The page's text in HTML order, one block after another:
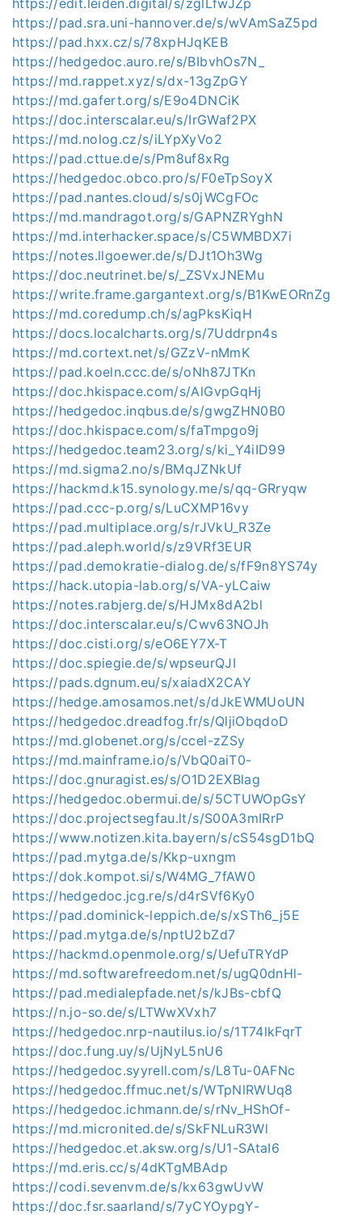
https://pad.sra.uni-hannover.de/s/wVAmSaZ5pd
https://pad.hxx.cz/s/78xpHJqKEB
https://hedgedoc.auro.re/s/BIbvhOs7N_
https://md.rappet.xyz/s/dx-13gZpGY
https://md.gafert.org/s/E9o4DNCiK
https://doc.interscalar.eu/s/IrGWaf2PX
https://md.nolog.cz/s/iLYpXyVo2
https://pad.cttue.de/s/Pm8uf8xRg
https://hedgedoc.obco.pro/s/F0eTpSoyX
https://pad.nantes.cloud/s/s0jWCgFOc
https://md.mandragot.org/s/GAPNZRYghN
https://md.interhacker.space/s/C5WMBDX7i
https://notes.llgoewer.de/s/DJt1Oh3Wg
https://doc.neutrinet.be/s/_ZSVxJNEMu
https://write.frame.gargantext.org/s/B1KwEORnZg
https://md.coredump.ch/s/agPksKiqH
https://docs.localcharts.org/s/7Uddrpn4s
https://md.cortext.net/s/GZzV-nMmK
https://pad.koeln.ccc.de/s/oNh87JTKn
https://doc.hkispace.com/s/AlGvpGqHj
https://hedgedoc.inqbus.de/s/gwgZHN0B0
https://doc.hkispace.com/s/faTmpgo9j
https://hedgedoc.team23.org/s/ki_Y4iID99
https://md.sigma2.no/s/BMqJZNkUf
https://hackmd.k15.synology.me/s/qq-GRryqw
https://pad.ccc-p.org/s/LuCXMP16vy
https://pad.multiplace.org/s/rJVkU_R3Ze
https://pad.aleph.world/s/z9VRf3EUR
https://pad.demokratie-dialog.de/s/fF9n8YS74y
https://hack.utopia-lab.org/s/VA-yLCaiw
https://notes.rabjerg.de/s/HJMx8dA2bl
https://doc.interscalar.eu/s/Cwv63NOJh
https://doc.cisti.org/s/eO6EY7X-T
https://doc.spiegie.de/s/wpseurQJI
https://pads.dgnum.eu/s/xaiadX2CAY
https://hedge.amosamos.net/s/dJkEWMUoUN
https://hedgedoc.dreadfog.fr/s/QljiObqdoD
https://md.globenet.org/s/ccel-zZSy
https://md.mainframe.io/s/VbQ0aiT0-
https://doc.gnuragist.es/s/O1D2EXBlag
https://hedgedoc.obermui.de/s/5CTUWOpGsY
https://doc.projectsegfau.lt/s/S00A3mIRrP
https://www.notizen.kita.bayern/s/cS54sgD1bQ
https://pad.mytga.de/s/Kkp-uxngm
https://dok.kompot.si/s/W4MG_7fAW0
https://hedgedoc.jcg.re/s/d4rSVf6Ky0
https://pad.dominick-leppich.de/s/xSTh6_j5E
https://pad.mytga.de/s/nptU2bZd7
https://hackmd.openmole.org/s/UefuTRYdP
https://md.softwarefreedom.net/s/ugQ0dnHl-
https://pad.medialepfade.net/s/kJBs-cbfQ
https://n.jo-so.de/s/LTWwXVxh7
https://hedgedoc.nrp-nautilus.io/s/1T74lkFqrT
https://doc.fung.uy/s/UjNyL5nU6
https://hedgedoc.syyrell.com/s/L8Tu-0AFNc
https://hedgedoc.ffmuc.net/s/WTpNlRWUq8
https://hedgedoc.ichmann.de/s/rNv_HShOf-
https://md.micronited.de/s/SkFNLuR3Wl
https://hedgedoc.et.aksw.org/s/U1-SAtaI6
https://md.eris.cc/s/4dKTgMBAdp
https://codi.sevenvm.de/s/kx63gwUvW
https://doc.fsr.saarland/s/7yCYOypgY-